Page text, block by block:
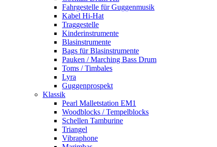
Fahrgestelle für Guggenmusik
Kabel Hi-Hat
Traggestelle
Kinderinstrumente
Blasinstrumente
Bags für Blasinstrumente
Pauken / Marching Bass Drum
Toms / Timbales
Lyra
Guggenprospekt
Klassik
Pearl Malletstation EM1
Woodblocks / Tempelblocks
Schellen Tamburine
Triangel
Vibraphone